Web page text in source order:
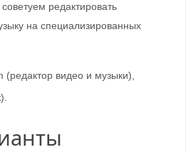
редактировать
на специализированных
(редактор видео и музыки),